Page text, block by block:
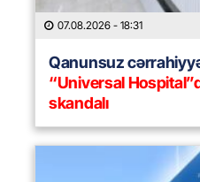
07.08.2026 - 18:31
Qanunsuz
“Universal
skandalı